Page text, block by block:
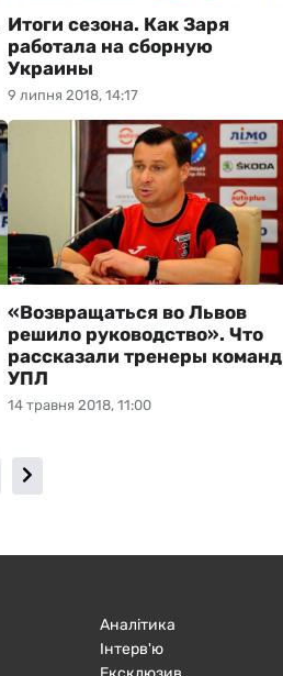
9 липня 2018, 14:17
Итоги сезона. Как Заря
работала на сборную
Украины
14 травня 2018, 11:00
«Возвращаться во Львов
решило руководство». Что
рассказали тренеры команд
УПЛ
Аналітика
Інтерв'ю